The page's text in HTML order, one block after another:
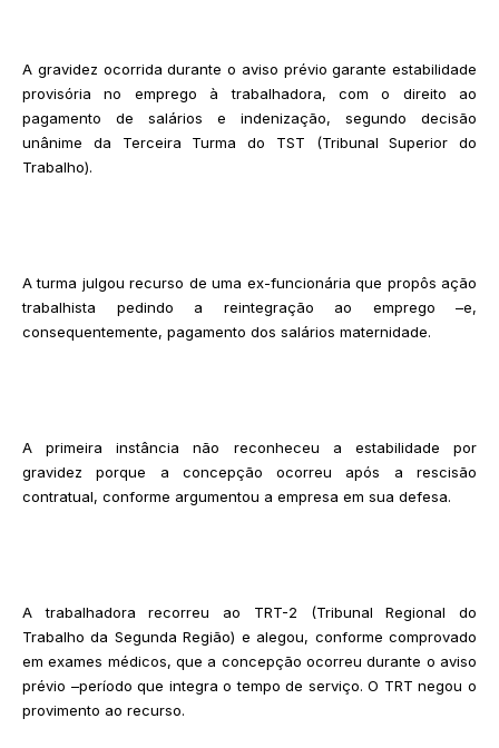
A gravidez ocorrida durante o aviso prévio garante estabilidade
provisória no emprego à trabalhadora, com o direito ao
pagamento de salários e indenização, segundo decisão
unânime da Terceira Turma do TST (Tribunal Superior do
Trabalho).
A turma julgou recurso de uma ex-funcionária que propôs ação
trabalhista pedindo a reintegração ao emprego –e,
consequentemente, pagamento dos salários maternidade.
A primeira instância não reconheceu a estabilidade por
gravidez porque a concepção ocorreu após a rescisão
contratual, conforme argumentou a empresa em sua defesa.
A trabalhadora recorreu ao TRT-2 (Tribunal Regional do
Trabalho da Segunda Região) e alegou, conforme comprovado
em exames médicos, que a concepção ocorreu durante o aviso
prévio –período que integra o tempo de serviço. O TRT negou o
provimento ao recurso.